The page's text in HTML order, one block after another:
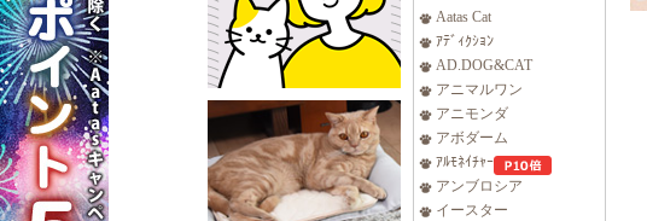
Aatas Cat
ｱﾃﾞｨｸｼｮﾝ
AD.DOG&CAT
アニマルワン
アニモンダ
アボダーム
ｱﾙﾓﾈｲﾁｬｰ
アンブロシア
イースター